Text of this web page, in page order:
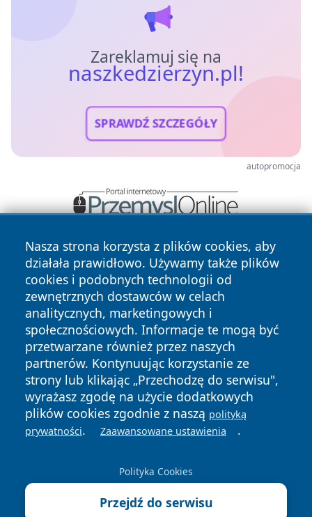
Zareklamuj się na
naszkedzierzyn.pl!
SPRAWDŹ SZCZEGÓŁY
autopromocja
Nasza strona korzysta z plików cookies, aby
działała prawidłowo. Używamy także plików
cookies i podobnych technologii od
zewnętrznych dostawców w celach
analitycznych, marketingowych i
społecznościowych. Informacje te mogą być
przetwarzane również przez naszych
partnerów. Kontynuując korzystanie ze
strony lub klikając „Przechodzę do serwisu",
wyrażasz zgodę na użycie dodatkowych
plików cookies zgodnie z naszą polityką
prywatności. Zaawansowane ustawienia .
Polityka Cookies
Przejdź do serwisu
Copyright © 2026 naszkedzierzyn.pl Wszystkie prawa
zastrzeżone.
News Autorzy
Polityka
Prywatności
Polityka
Cookies